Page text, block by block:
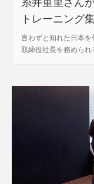
トレーニング
言わずと知れた日本
取締役社長を務められ